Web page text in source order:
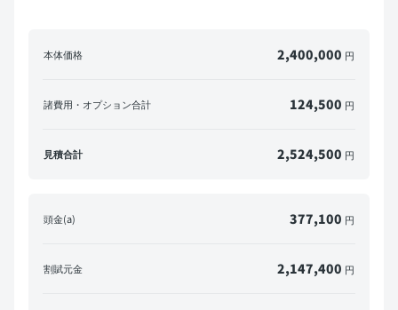
本体価格 2,400,000 円
諸費用・オプション合計 124,500 円
見積合計 2,524,500 円
頭金(a) 377,100 円
割賦元金 2,147,400 円